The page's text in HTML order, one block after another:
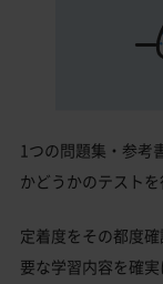
1つの問題集・参考
かどうかのテストを
定着度をその都度
要な学習内容を確